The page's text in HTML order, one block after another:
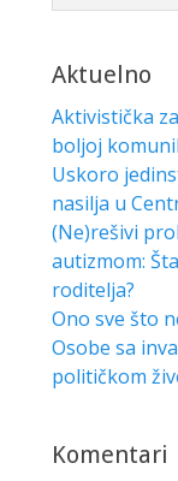
Aktuelno
Aktivistička
boljoj
Uskoro
nasilja u
(Ne)rešivi
autizmom:
roditelja?
Ono sve što
Osobe sa
političkom
Komentari